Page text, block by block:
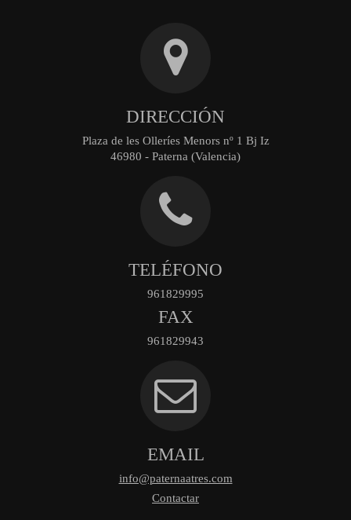
DIRECCIÓN
Plaza de les Olleríes Menors nº 1 Bj Iz
46980 - Paterna (Valencia)
TELÉFONO
961829995
FAX
961829943
EMAIL
info@paternaatres.com
Contactar